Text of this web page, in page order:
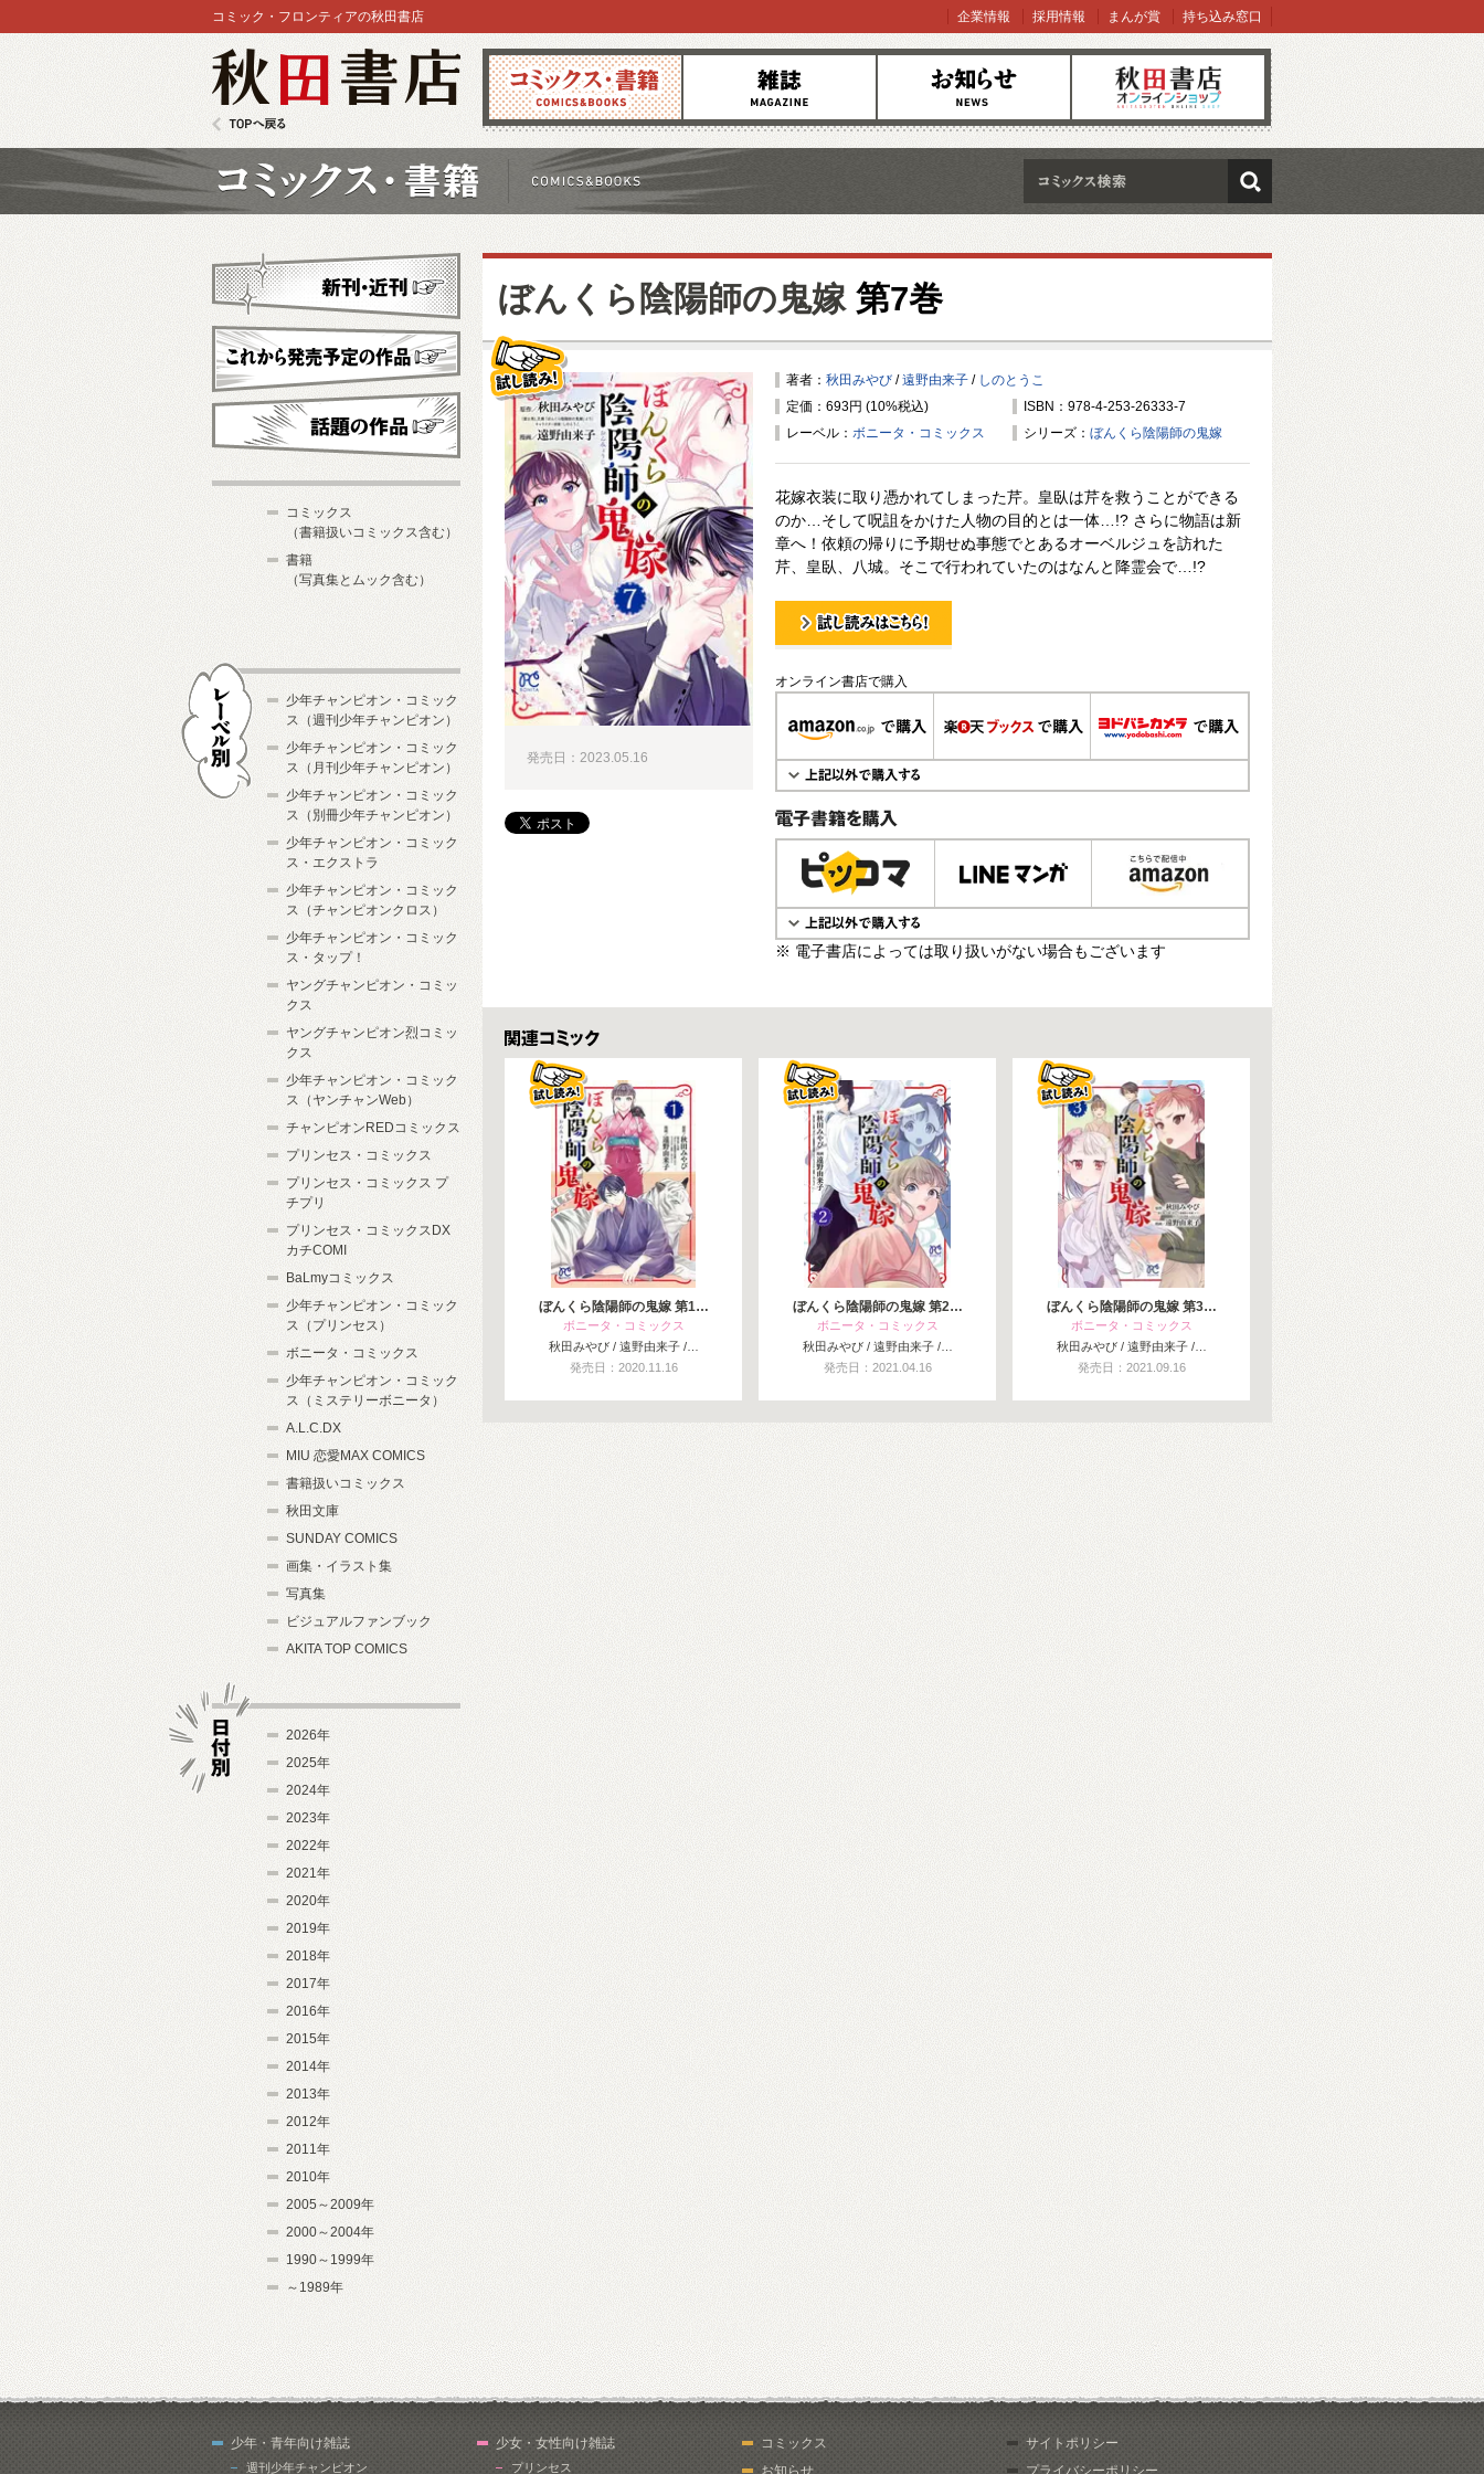
コミックス 雑誌 お知らせ オンラインショップ
コミック・フロンティアの秋田書店 企業情報 採用情報 まんが賞 持ち込み窓口
検索
ぼんくら陰陽師の鬼嫁第7巻
著者： 秋田みやび /遠野由来子 / しのとうこ
定価：693円 (10%税込)
ISBN：978-4-253-26333-7
レーベル： ボニータ・コミックス シリーズ： ぼんくら陰陽師の鬼嫁
花嫁衣装に取り憑かれてしまった芹。皇臥は芹を救うことができる
のか…そして呪詛をかけた人物の目的とは一体…!? さらに物語は新
章へ！依頼の帰りに予期せぬ事態でとあるオーベルジュを訪れた
芹、皇臥、八城。そこで行われていたのはなんと降霊会で…!?
試し読み！
オンライン書店で購入
電子書籍で購入
※ 電子書店によっては取り扱いがない場合もございます
発売日：2023.05.16
関連コミックス
ぼんくら陰陽師の鬼嫁 第1…
ボニータ・コミックス
秋田みやび / 遠野由来子 /…
発売日：2020.11.16
ぼんくら陰陽師の鬼嫁 第2…
ボニータ・コミックス
秋田みやび / 遠野由来子 /…
発売日：2021.04.16
ぼんくら陰陽師の鬼嫁 第3…
ボニータ・コミックス
秋田みやび / 遠野由来子 /…
発売日：2021.09.16
新刊・近刊
これから発売予定
コミックス
（書籍扱いコミックス含む）
書籍
（写真集とムック含む）
少年チャンピオン・コミック
ス（週刊少年チャンピオン）
少年チャンピオン・コミック
ス（月刊少年チャンピオン）
少年チャンピオン・コミック
ス（別冊少年チャンピオン）
少年チャンピオン・コミック
ス・エクストラ
少年チャンピオン・コミック
ス（チャンピオンクロス）
少年チャンピオン・コミック
ス・タップ！
ヤングチャンピオン・コミッ
クス
ヤングチャンピオン烈コミッ
クス
少年チャンピオン・コミック
ス（ヤンチャンWeb）
チャンピオンREDコミックス
プリンセス・コミックス
プリンセス・コミックス プ
チプリ
プリンセス・コミックスDX
カチCOMI
BaLmyコミックス
少年チャンピオン・コミック
ス（プリンセス）
ボニータ・コミックス
少年チャンピオン・コミック
ス（ミステリーボニータ）
A.L.C.DX
MIU 恋愛MAX COMICS
書籍扱いコミックス
秋田文庫
SUNDAY COMICS
画集・イラスト集
写真集
ビジュアルファンブック
AKITA TOP COMICS
2026年
2025年
2024年
2023年
2022年
2021年
2020年
2019年
2018年
2017年
2016年
2015年
2014年
2013年
2012年
2011年
2010年
2005～2009年
2000～2004年
1990～1999年
～1989年
少年・青年向け雑誌
週刊少年チャンピオン
少女・女性向け雑誌
プリンセス
コミックス
お知らせ
サイトポリシー
プライバシーポリシー